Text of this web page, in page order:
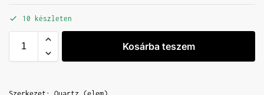
10 készleten
Kosárba teszem